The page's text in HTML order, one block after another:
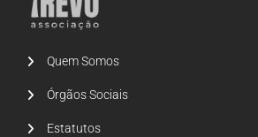
Quem Somos
Órgãos Sociais
Estatutos